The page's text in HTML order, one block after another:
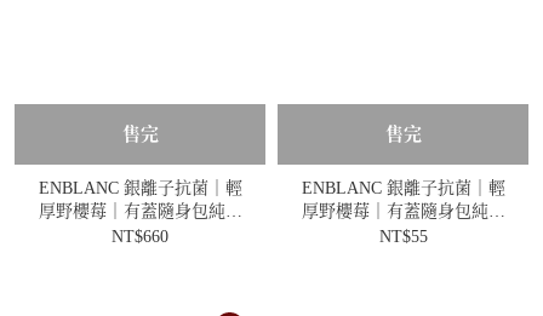
售完
ENBLANC 銀離子抗菌｜輕
厚野櫻莓｜有蓋隨身包純水
濕紙巾｜26抽12包
NT$660
售完
ENBLANC 銀離子抗菌｜輕
厚野櫻莓｜有蓋隨身包純水
濕紙巾｜26抽
NT$55